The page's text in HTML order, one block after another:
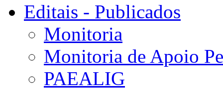
Editais - Publicados
Monitoria
Monitoria de Apoio
PAEALIG